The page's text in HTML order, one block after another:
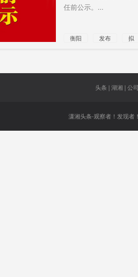
任前公示。...
衡阳 发布
拟
头条 | 湖湘 | 公
潇湘头条-观察者！发现者